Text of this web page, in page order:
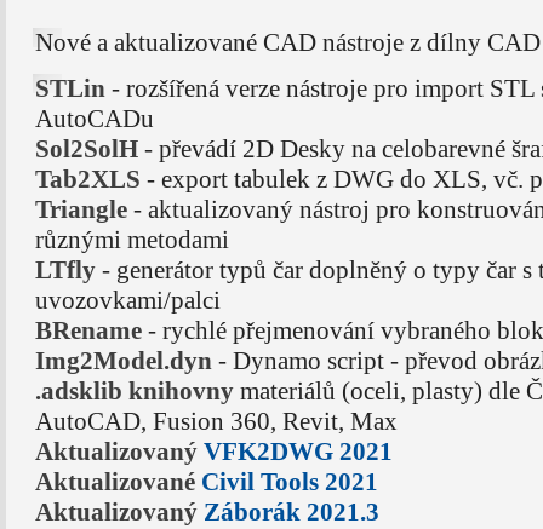
Nové a aktualizované CAD nástroje z dílny
STLin- rozšířená verze nástroje pro import STL
AutoCADu
Sol2SolH- převádí 2D Desky na celobarevné
Tab2XLS - export tabulek z DWG do XLS, vč.
Triangle- aktualizovaný nástroj pro
různými metodami
LTfly- generátor typů čar doplněný o typy čar s
uvozovkami/palci
BRename- rychlé přejmenování vybraného
Img2Model.dyn- Dynamo script - převod
.adsklib knihovnymateriálů (oceli, plasty) dle
AutoCAD, Fusion 360, Revit, Max
Aktualizovaný VFK2DWG 2021
Aktualizované Civil Tools 2021
Aktualizovaný Záborák 2021.3